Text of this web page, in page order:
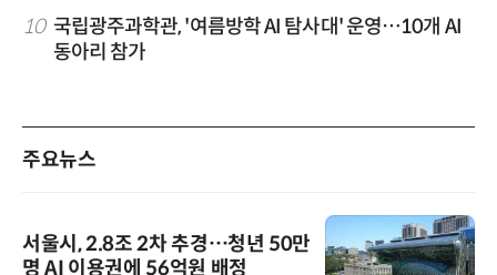
10 국립광주과학관, '여름방학 AI 탐사대' 운영…10개 AI
동아리 참가
주요뉴스
서울시, 2.8조 2차 추경…청년 50만
명 AI 이용권에 56억원 배정